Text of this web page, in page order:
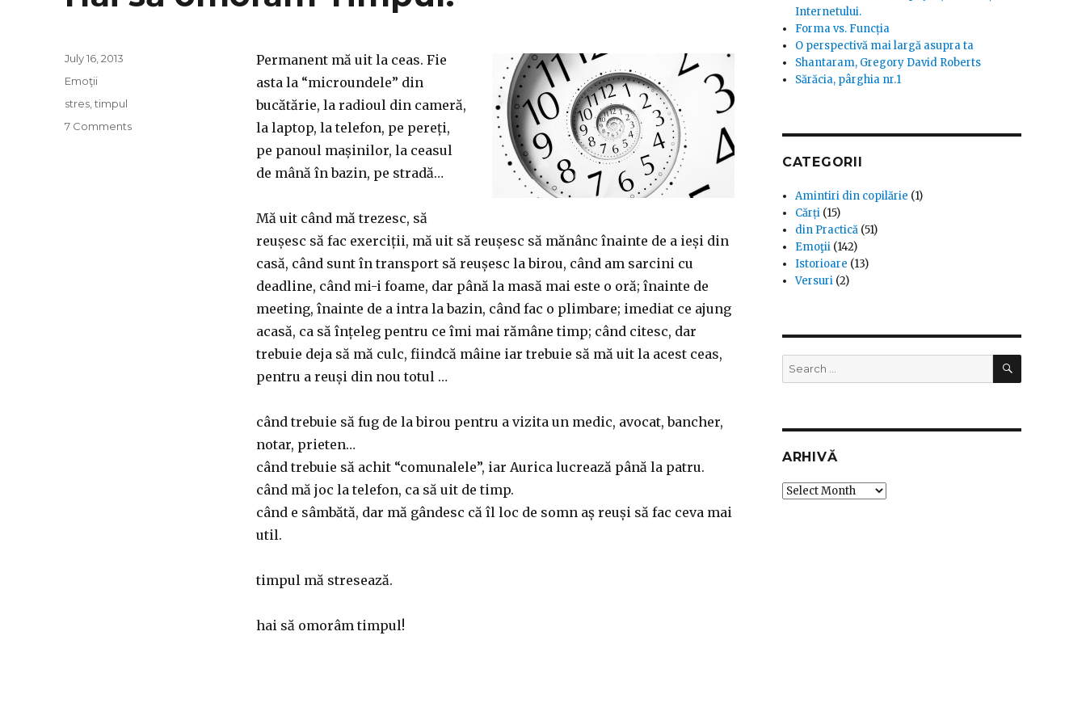
Permanent mă uit la ceas. Fie
asta la “microundele” din
bucătărie, la radioul din cameră,
la laptop, la telefon, pe pereți,
pe panoul mașinilor, la ceasul
de mână în bazin, pe stradă…
Mă uit când mă trezesc, să
reușesc să fac exerciții, mă uit să reușesc să mănânc înainte de a ieși din
casă, când sunt în transport să reușesc la birou, când am sarcini cu
deadline, când mi-i foame, dar până la masă mai este o oră; înainte de
meeting, înainte de a intra la bazin, când fac o plimbare; imediat ce ajung
acasă, ca să înțeleg pentru ce îmi mai rămâne timp; când citesc, dar
trebuie deja să mă culc, fiindcă mâine iar trebuie să mă uit la acest ceas,
pentru a reuși din nou totul …
când trebuie să fug de la birou pentru a vizita un medic, avocat, bancher,
notar, prieten…
când trebuie să achit “comunalele”, iar Aurica lucrează până la patru.
când mă joc la telefon, ca să uit de timp.
când e sâmbătă, dar mă gândesc că îl loc de somn aș reuși să fac ceva mai
util.
timpul mă stresează.
hai să omorâm timpul!
Posted
July 16, 2013
Categories
Emoţii
Tags
stres ,timpul
7 Commentson
Internetului.
Forma vs. Funcția
O perspectivă mai largă asupra ta
Shantaram, Gregory David Roberts
Sărăcia, pârghia nr.1
CATEGORII
Amintiri din copilărie (1)
Cărți (15)
din Practică (51)
Emoţii (142)
Istorioare (13)
Versuri (2)
Search
for:
SEARCH
ARHIVĂ
Arhivă